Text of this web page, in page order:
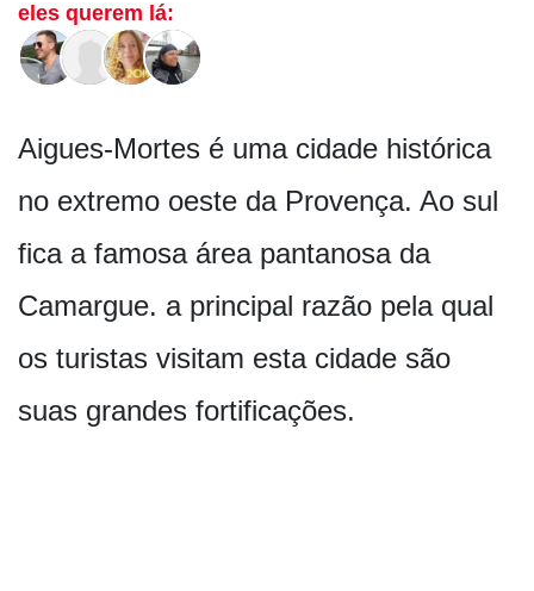
eles querem lá:
Aigues-Mortes é uma cidade histórica
no extremo oeste da Provença. Ao sul
fica a famosa área pantanosa da
Camargue. a principal razão pela qual
os turistas visitam esta cidade são
suas grandes fortificações.